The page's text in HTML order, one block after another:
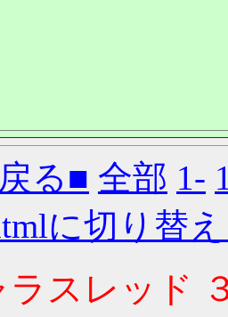
る■ 全部 1-
に切り替
ラスレッド